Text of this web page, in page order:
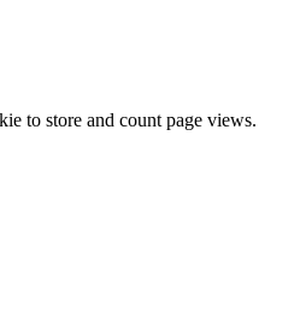
to store and count page views.